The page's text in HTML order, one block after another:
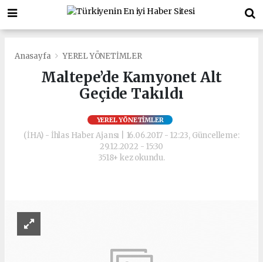
Anasayfa YEREL YÖNETİMLER
Maltepe’de Kamyonet Alt
Geçide Takıldı
YEREL YÖNETİMLER
(İHA) - İhlas Haber Ajansı | 16.06.2017 - 12:23, Güncelleme:
29.12.2022 - 15:30
3518+ kez okundu.